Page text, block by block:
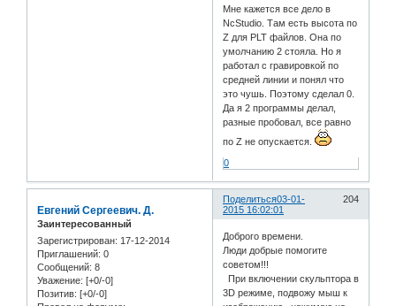
Мне кажется все дело в
NcStudio. Там есть высота по
Z для PLT файлов. Она по
умолчанию 2 стояла. Но я
работал с гравировкой по
средней линии и понял что
это чушь. Поэтому сделал 0.
Да я 2 программы делал,
разные пробовал, все равно
по Z не опускается.
0
Поделиться 204
03-01-
2015 16:02:01
Евгений Сергеевич. Д.
Заинтересованный
Зарегистрирован: 17-12-2014
Приглашений: 0
Сообщений: 8
Уважение: [+0/-0]
Позитив: [+0/-0]
Доброго времени.
Люди добрые помогите
советом!!!
При включении скульптора в
3D режиме, подвожу мыш к